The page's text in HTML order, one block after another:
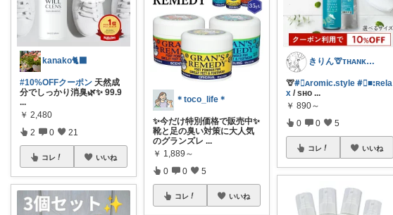
kanako🐈‍⬛
#10%OFFクーポン 天然成
分でしっかり消臭🌿✨ 99.9
...
￥ 2,480
2 0 21
コレ いいね
＊toco_life＊
✨今だけ特別価格で販売中✨
靴と足の臭い対策に大人気
のグランズレ ...
￥ 1,889～
0 0 5
コレ いいね
きりん🦒ᴛʜᴀɴᴋs ᴀʟᴡᴀʏs.
🦒#⃞ᴀromicᱹstyle #⃞■ꓽʀela
x / sʜᴏ ...
￥ 890～
0 0 5
コレ いいね